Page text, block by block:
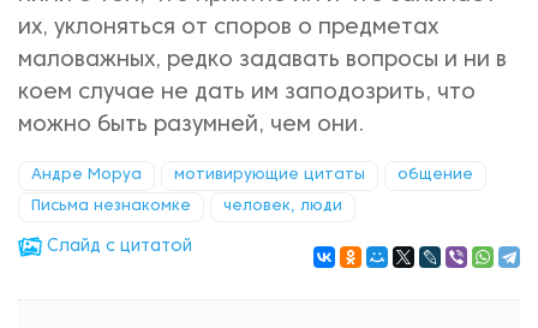
их, уклоняться от споров о предметах
маловажных, редко задавать вопросы и ни в
коем случае не дать им заподозрить, что
можно быть разумней, чем они.
Андре Моруа мотивирующие цитаты общение
Письма незнакомке человек, люди
Cлайд с цитатой